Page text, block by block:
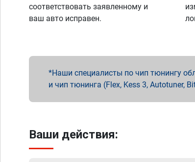
соответствовать заявленному и
ваш авто исправен.
Наши специалисты по чип тюнингу
и чип тюнинга (Flex, Kess 3, Autotuner,
Ваши действия: